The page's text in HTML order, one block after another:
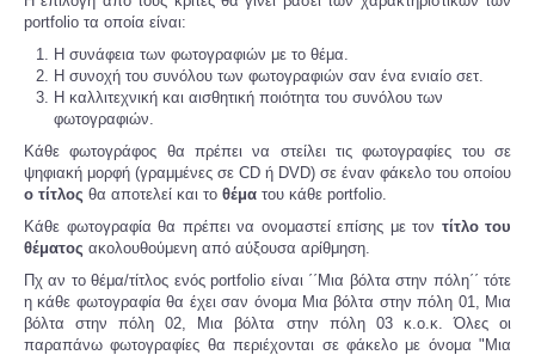
portfolio τα οποία είναι:
Η συνάφεια των φωτογραφιών με το θέμα.
Η συνοχή του συνόλου των φωτογραφιών σαν ένα ενιαίο σετ.
Η καλλιτεχνική και αισθητική ποιότητα του συνόλου των
φωτογραφιών.
Κάθε φωτογράφος θα πρέπει να στείλει τις φωτογραφίες του σε
ψηφιακή μορφή (γραμμένες σε CD ή DVD) σε έναν φάκελο του οποίου
ο τίτλος θα αποτελεί και το θέμα του κάθε portfolio.
Κάθε φωτογραφία θα πρέπει να ονομαστεί επίσης με τον τίτλο του
θέματος ακολουθούμενη από αύξουσα αρίθμηση.
Πχ αν το θέμα/τίτλος ενός portfolio είναι ΄΄Μια βόλτα στην πόλη΄΄ τότε
η κάθε φωτογραφία θα έχει σαν όνομα Μια βόλτα στην πόλη 01, Μια
βόλτα στην πόλη 02, Μια βόλτα στην πόλη 03 κ.ο.κ. Όλες οι
παραπάνω φωτογραφίες θα περιέχονται σε φάκελο με όνομα "Μια